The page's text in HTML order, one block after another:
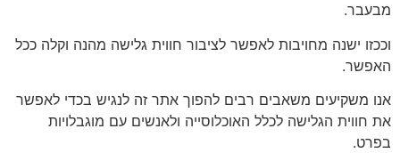
מבעבר.
וככזו ישנה מחויבות לאפשר לציבור חווית גלישה מהנה וקלה ככל
האפשר.
אנו משקיעים משאבים רבים להפוך אתר זה לנגיש בכדי לאפשר
את חווית הגלישה לכלל האוכלוסייה ולאנשים עם מוגבלויות
בפרט.